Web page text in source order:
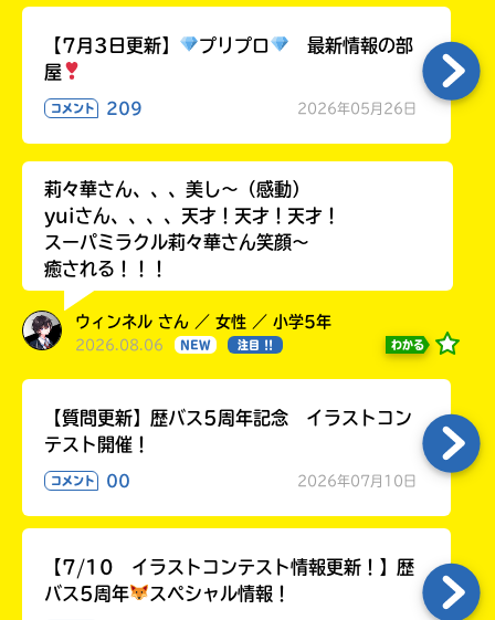
【7月3日更新】 プリプロ
最新情報の部
屋
コメント 209 2026年05月26日
莉々華さん、、、美し〜（感動）
yuiさん、、、、天才！天才！天才！
スーパミラクル莉々華さん笑顔〜
癒される！！！
ウィンネル さん ／ 女性 ／ 小学5年
2026.08.06 NEW 注目 !! わかる
【質問更新】歴バス5周年記念 イラストコン
テスト開催！
コメント 00 2026年07月10日
【7/10 イラストコンテスト情報更新！】歴
バス5周年
スペシャル情報！